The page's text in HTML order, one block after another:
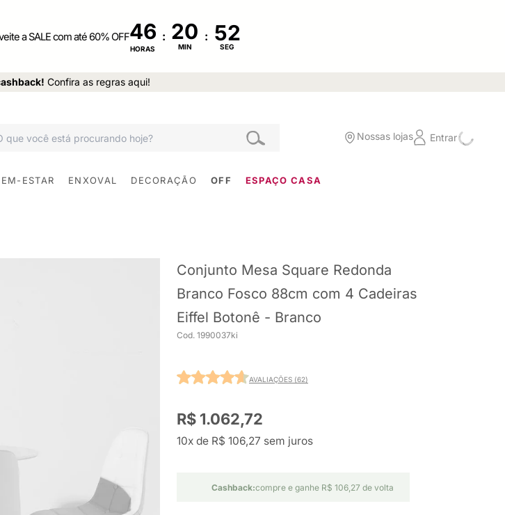
a SALE com até 60% OFF46
HORAS
:
MIN
:
SEG
Confira as regras aqui!
Nossas lojas Entrar
ESTAR ENXOVAL DECORAÇÃO OFF ESPAÇO CASA
Conjunto Mesa Square Redonda
Branco Fosco 88cm com 4 Cadeiras
Eiffel Botonê - Branco
Cod. 1990037ki
AVALIAÇÕES (62)
R$ 1.062,72
10x de R$ 106,27 sem juros
Cashback:compre e ganhe R$ 106,27 de volta